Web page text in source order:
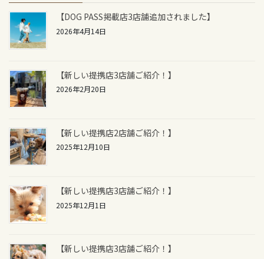
【DOG PASS掲載店3店舗追加されました】
2026年4月14日
【新しい提携店3店舗ご紹介！】
2026年2月20日
【新しい提携店2店舗ご紹介！】
2025年12月10日
【新しい提携店3店舗ご紹介！】
2025年12月1日
【新しい提携店3店舗ご紹介！】